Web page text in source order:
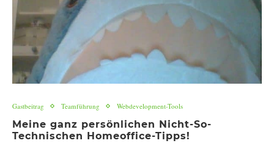
Gastbeitrag Teamführung Webdevelopment-Tools
Meine ganz persönlichen Nicht-So-
Technischen Homeoffice-Tipps!